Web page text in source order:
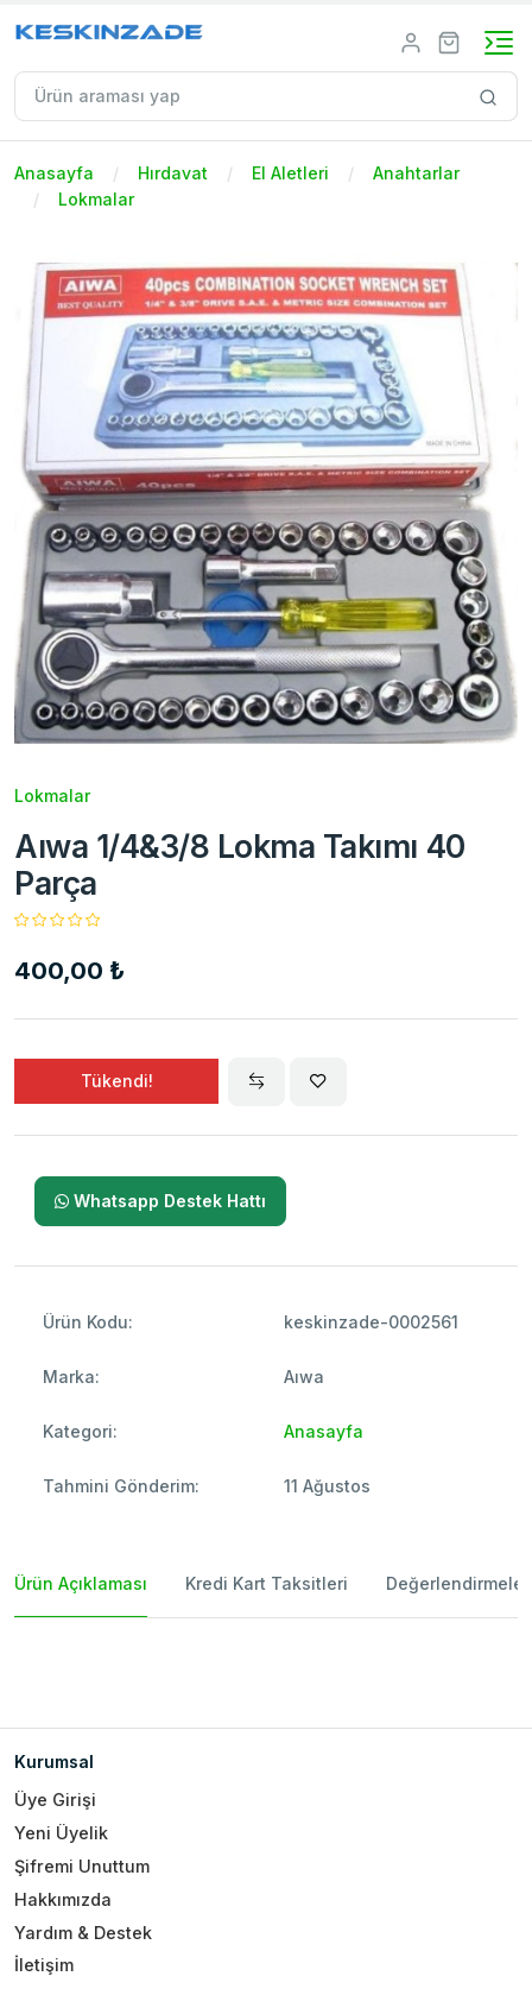
Anasayfa Hırdavat El Aletleri
Anahtarlar
Lokmalar
Lokmalar
Aıwa 1/4&3/8 Lokma Takımı 40
Parça
400,00 ₺
Tükendi!
Whatsapp Destek Hattı
Ürün Kodu: keskinzade-0002561
Marka: Aıwa
Kategori: Anasayfa
Tahmini Gönderim: 11 Ağustos
Ürün Açıklaması Kredi Kart Taksitleri Değerlendirmeler
Kurumsal
Üye Girişi
Yeni Üyelik
Şifremi Unuttum
Hakkımızda
Yardım & Destek
İletişim